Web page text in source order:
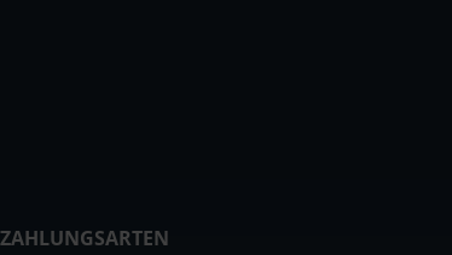
ZAHLUNGSARTEN